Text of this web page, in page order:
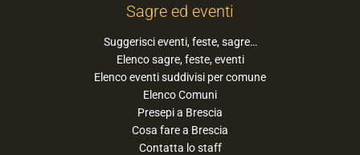
Sagre ed eventi
Suggerisci eventi, feste, sagre…
Elenco sagre, feste, eventi
Elenco eventi suddivisi per comune
Elenco Comuni
Presepi a Brescia
Cosa fare a Brescia
Contatta lo staff